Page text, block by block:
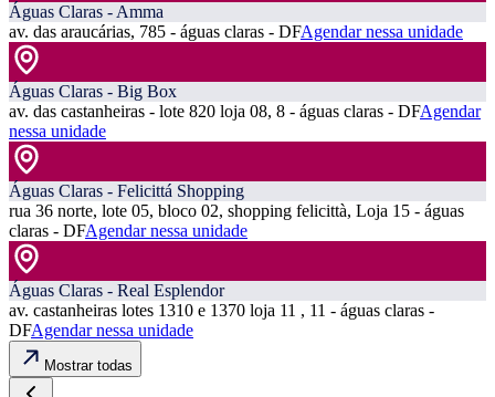
Águas Claras - Amma
av. das araucárias, 785 - águas claras - DFAgendar nessa unidade
Águas Claras - Big Box
av. das castanheiras - lote 820 loja 08, 8 - águas claras - DFAgendar
nessa unidade
Águas Claras - Felicittá Shopping
rua 36 norte, lote 05, bloco 02, shopping felicittà, Loja 15 - águas
claras - DFAgendar nessa unidade
Águas Claras - Real Esplendor
av. castanheiras lotes 1310 e 1370 loja 11 , 11 - águas claras -
DFAgendar nessa unidade
Mostrar todas